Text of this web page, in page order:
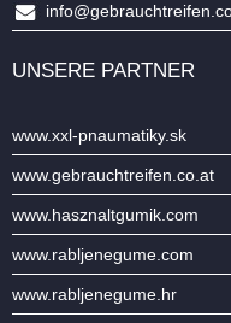
UNSERE PARTNER
www.xxl-pnaumatiky.sk
www.gebrauchtreifen.co.at
www.hasznaltgumik.com
www.rabljenegume.com
www.rabljenegume.hr